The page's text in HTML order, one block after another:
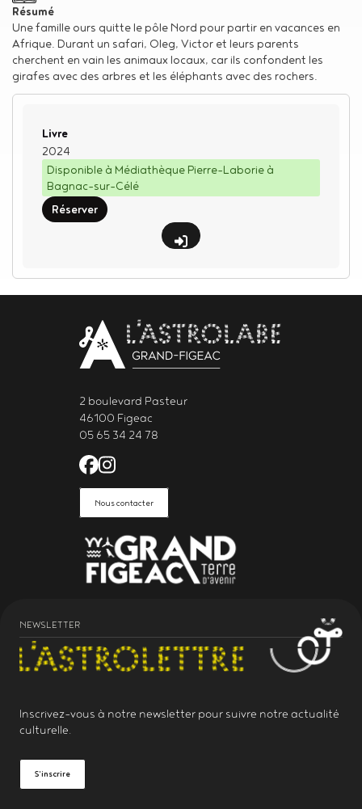
Résumé
Une famille ours quitte le pôle Nord pour partir en vacances en
Afrique. Durant un safari, Oleg, Victor et leurs parents
cherchent en vain les animaux locaux, car ils confondent les
girafes avec des arbres et les éléphants avec des rochers.
Type de support matériel
Livre
2024
Disponible à Médiathèque Pierre-Laborie à
Bagnac-sur-Célé
Réserver
2 boulevard Pasteur
46100 Figeac
05 65 34 24 78
Facebook de l'Astrolabe Grand
Instagram de l'Astrolabe Grand
Nous contacter
NEWSLETTER
Inscrivez-vous à notre newsletter pour suivre notre actualité
culturelle.
S'inscrire